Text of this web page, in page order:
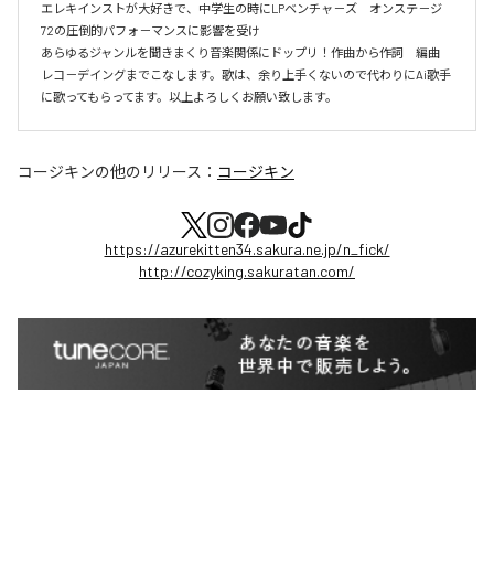
エレキインストが大好きで、中学生の時にLPベンチャ－ズ　オンステ－ジ
72の圧倒的パフォ－マンスに影響を受け
あらゆるジャンルを聞きまくり音楽関係にドップリ！作曲から作詞　編曲
レコ－デイングまでこなします。歌は、余り上手くないので代わりにAi歌手
に歌ってもらってます。以上よろしくお願い致します。
コージキンの他のリリース： コージキン
https://azurekitten34.sakura.ne.jp/n_fick/
http://cozyking.sakuratan.com/